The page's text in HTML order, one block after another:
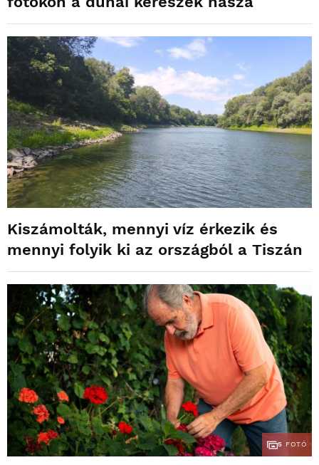
Kiszámolták, mennyi víz érkezik és
mennyi folyik ki az országból a Tiszán
5 FOTÓ